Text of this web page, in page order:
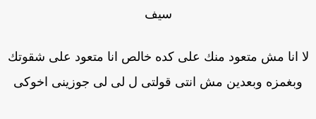
سيف
انا مش متعود منك على كده خالص انا متعود على شقوتك
وبغمزه وبعدين مش انتى قولتى ل لى لى جوزينى اخوكى